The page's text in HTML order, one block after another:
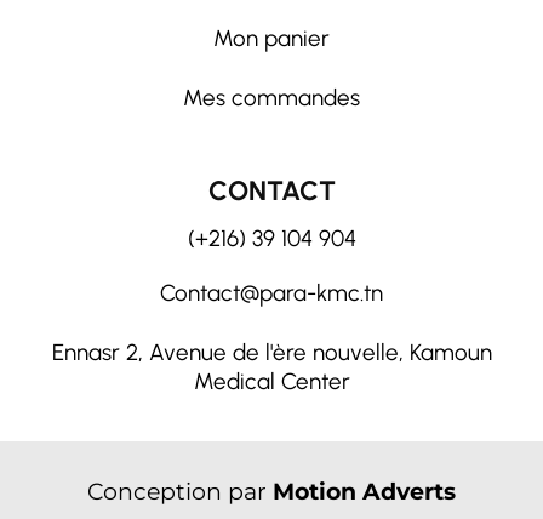
Mon panier
Mes commandes
CONTACT
(+216) 39 104 904
Contact@para-kmc.tn
Ennasr 2, Avenue de l'ère nouvelle, Kamoun
Medical Center
Conception par Motion Adverts